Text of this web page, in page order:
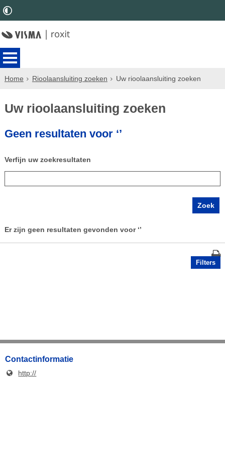
Home Rioolaansluiting zoeken Uw rioolaansluiting zoeken
Uw rioolaansluiting zoeken
Geen resultaten voor ‘’
Verfijn uw zoekresultaten
Er zijn geen resultaten gevonden voor ‘’
Filters
Contactinformatie
http://